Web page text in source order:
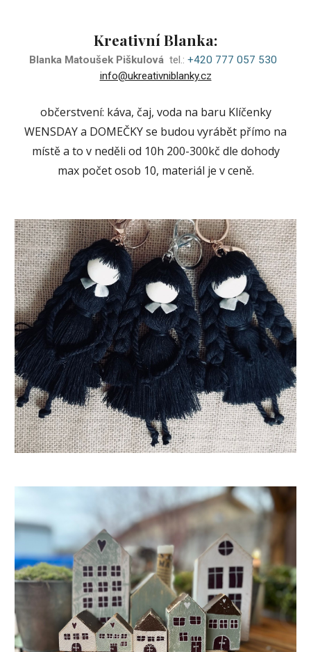
Kreativní Blanka:
Blanka Matoušek Piškulová tel.: +420 777 057 530
info@ukreativniblanky.cz
občerstvení: káva, čaj, voda na baru Klíčenky
WENSDAY a DOMEČKYse budou vyrábět přímo na
místě a to v neděli od 10h 200-300kč dle dohody
max počet osob 10, materiál je v ceně.